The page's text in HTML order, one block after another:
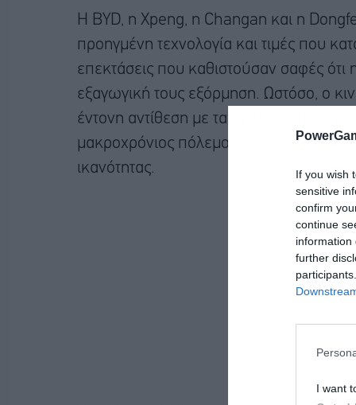
If you wish
sensitive
confirm
continue
information
further
I want
Η BYD, η Xpeng, η Changan και η
προηγμένη τεχνολογία και τιμές που
επεκτάσεις που καθιστούσαν σαφές
εξαγωγική τους εξόρμηση. Ωστόσο, ο
έντονη αντίθεση με τα προβλήματα στο
μακροχρόνιος πόλεμος τιμών, εξαιτίας
ικανότητας.